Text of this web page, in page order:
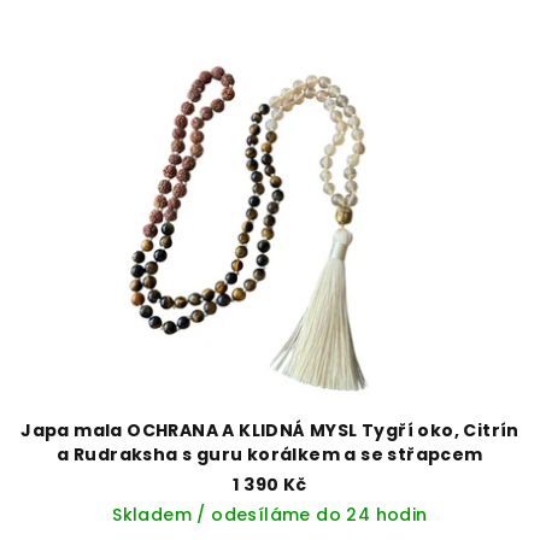
Japa mala OCHRANA A KLIDNÁ MYSL Tygří oko, Citrín
a Rudraksha s guru korálkem a se střapcem
1 390 Kč
Skladem / odesíláme do 24 hodin